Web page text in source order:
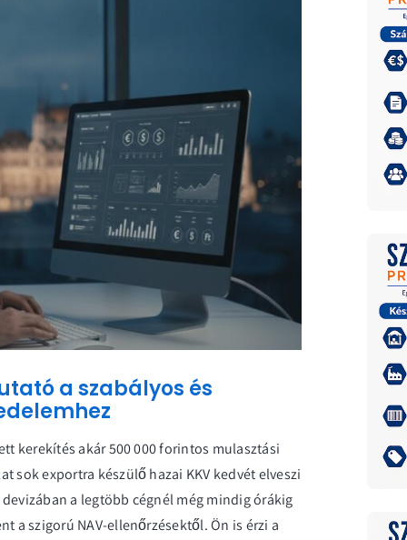
a szabályos és
kerekítés akár 500 000 forintos mulasztási
sok exportra készülő hazai KKV kedvét elveszi
a legtöbb cégnél még mindig órákig
a szigorú NAV-ellenőrzésektől. Ön is érzi a